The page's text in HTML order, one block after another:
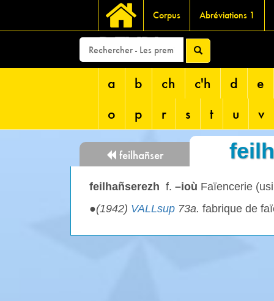
Corpus Abréviations 1
DEVRI
a b ch c'h d
e
o
p r s t u v
feilhañser
feilhañserezh f. –ioù Faïencerie
●(1942) VALLsup 73a. fabrique de